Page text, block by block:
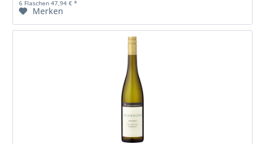
6 Flaschen 47,94 € *
Merken